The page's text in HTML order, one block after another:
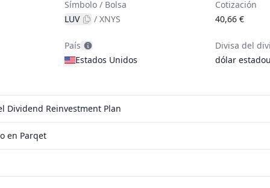
Símbolo / Bolsa
LUV
/XNYS
Cotización
40,66 €
País
Estados Unidos
Divisa del
dólar
Dividend Reinvestment Plan
en Parqet